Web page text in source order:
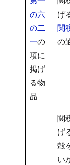
の六
の二
一の
項に
掲げ
る物
品
げ
関
の
関
げ
殻
い